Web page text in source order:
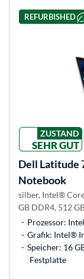
REFURBISHED
ZUSTAND
SEHR GUT
Dell Latitude
Notebook
silber, Intel®
GB DDR4, 512
Prozessor:
Grafik: Intel®
Speicher: 16
Festplatte